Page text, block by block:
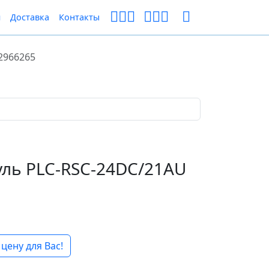
Доставка Контакты
PLC-RSC-24DC/21AU
для Вас!